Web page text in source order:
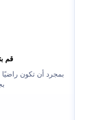
‫قم بتنزيل
‫بمجرد أن تكون راضيًا عن
بجودة